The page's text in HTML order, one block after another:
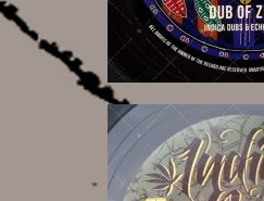
10,00 €